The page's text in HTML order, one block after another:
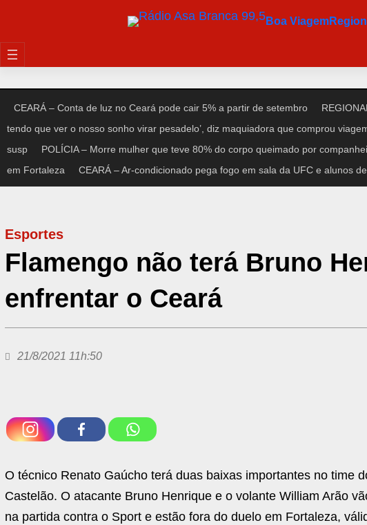
Boa Viagem
CEARÁ – Conta de luz no Ceará pode cair 5% a partir de setembro
tendo que ver o nosso sonho virar pesadelo’, diz maquiadora que comprou
susp
POLÍCIA – Morre mulher que teve 80% do corpo queimado por
em Fortaleza
CEARÁ – Ar-condicionado pega fogo em sala da UFC e alunos
Esportes
Flamengo não terá Bruno
enfrentar o Ceará
21/8/2021 11h:50
O técnico Renato Gaúcho terá duas baixas importantes no time
Castelão. O atacante Bruno Henrique e o volante William Arão
na partida contra o Sport e estão fora do duelo em Fortaleza,